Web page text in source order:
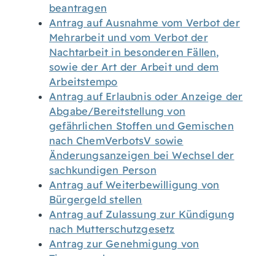
beantragen
Antrag auf Ausnahme vom Verbot der
Mehrarbeit und vom Verbot der
Nachtarbeit in besonderen Fällen,
sowie der Art der Arbeit und dem
Arbeitstempo
Antrag auf Erlaubnis oder Anzeige der
Abgabe/Bereitstellung von
gefährlichen Stoffen und Gemischen
nach ChemVerbotsV sowie
Änderungsanzeigen bei Wechsel der
sachkundigen Person
Antrag auf Weiterbewilligung von
Bürgergeld stellen
Antrag auf Zulassung zur Kündigung
nach Mutterschutzgesetz
Antrag zur Genehmigung von